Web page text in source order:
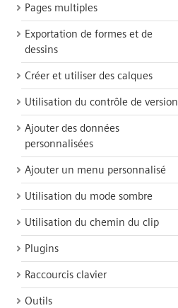
Pages multiples
Exportation de formes et de
dessins
Créer et utiliser des calques
Utilisation du contrôle de version
Ajouter des données
personnalisées
Ajouter un menu personnalisé
Utilisation du mode sombre
Utilisation du chemin du clip
Plugins
Raccourcis clavier
Outils